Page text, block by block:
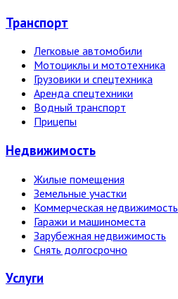
Транспорт
Легковые автомобили
Мотоциклы и мототехника
Грузовики и спецтехника
Аренда спецтехники
Водный транспорт
Прицепы
Недвижи­мость
Жилые помещения
Земельные участки
Коммерческая недвижимость
Гаражи и машиноместа
Зарубежная недвижимость
Снять долгосрочно
Услуги